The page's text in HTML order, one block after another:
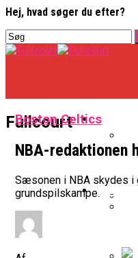
Hej, hvad søger du efter?
Fullcourt
NBA
Boston Celtics
NBA-redaktionen
Sæsonen i NBA skydes i
grundspilskampe.